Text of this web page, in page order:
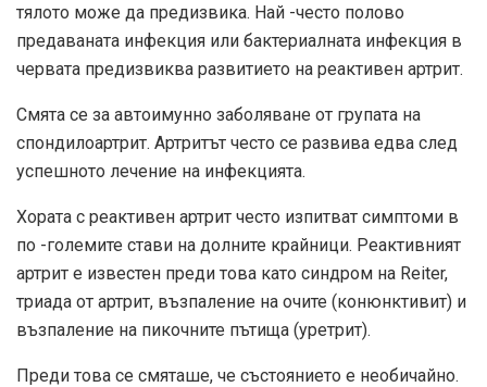
тялото може да предизвика. Най -често полово
предаваната инфекция или бактериалната инфекция в
червата предизвиква развитието на реактивен артрит.
Смята се за автоимунно заболяване от групата на
спондилоартрит. Артритът често се развива едва след
успешното лечение на инфекцията.
Хората с реактивен артрит често изпитват симптоми в
по -големите стави на долните крайници. Реактивният
артрит е известен преди това като синдром на Reiter,
триада от артрит, възпаление на очите (конюнктивит) и
възпаление на пикочните пътища (уретрит).
Преди това се смяташе, че състоянието е необичайно.